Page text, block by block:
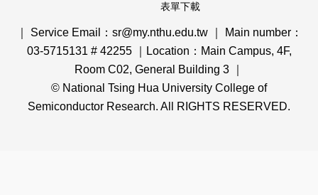
表單下載
｜ Service Email：sr@my.nthu.edu.tw ｜ Main number：
03-5715131 # 42255 ｜Location：Main Campus, 4F,
Room C02, General Building 3 ｜
© National Tsing Hua University College of
Semiconductor Research. All RIGHTS RESERVED.